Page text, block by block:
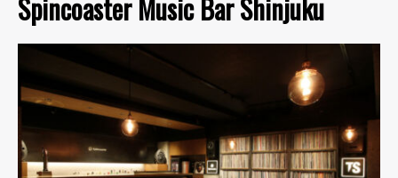
Spincoaster Music Bar Shinjuku